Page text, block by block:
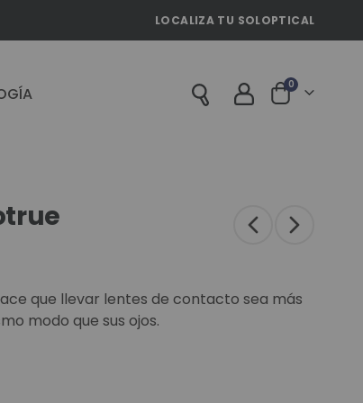
LOCALIZA TU SOLOPTICAL
Cart
0artículos
que llevar lentes de contacto sea más
modo que sus ojos.